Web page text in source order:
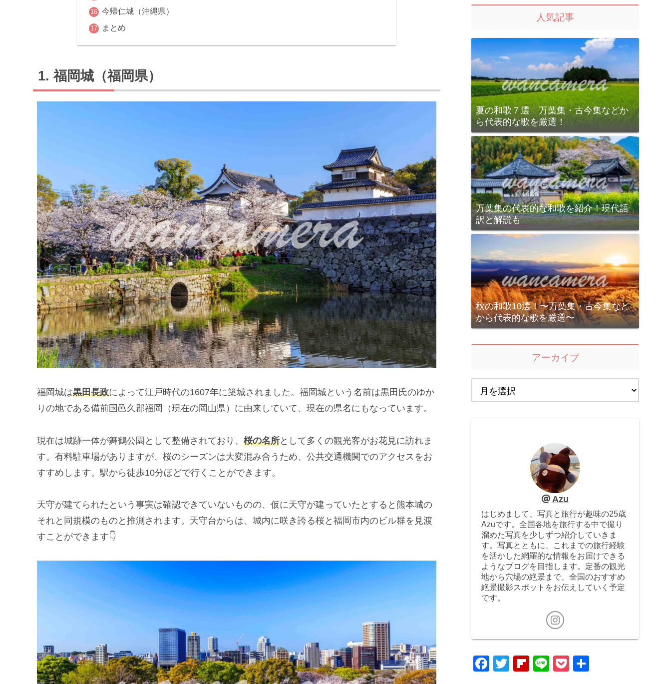
今帰仁城（沖縄県）
まとめ
福岡城（福岡県）
福岡城は黒田長政によって江戸時代の1607年に築城されました。福岡城という名前は黒田氏のゆか
りの地である備前国邑久郡福岡（現在の岡山県）に由来していて、現在の県名にもなっています。
現在は城跡一体が舞鶴公園として整備されており、 桜の名所として多くの観光客がお花見に訪れま
す。有料駐車場がありますが、桜のシーズンは大変混み合うため、公共交通機関でのアクセスをお
すすめします。駅から徒歩10分ほどで行くことができます。
天守が建てられたという事実は確認できていないものの、仮に天守が建っていたとすると熊本城の
それと同規模のものと推測されます。天守台からは、城内に咲き誇る桜と福岡市内のビル群を見渡
すことができます👇
人気記事
夏の和歌７選 万葉集・古今集などか
ら代表的な歌を厳選！
万葉集の代表的な和歌を紹介！現代語
訳と解説も
秋の和歌10選！〜万葉集・古今集など
から代表的な歌を厳選〜
アーカイブ
Azu
はじめまして、写真と旅行が趣味の25歳
Azuです。全国各地を旅行する中で撮り
溜めた写真を少しずつ紹介していきま
す。写真とともに、これまでの旅行経験
を活かした網羅的な情報をお届けできる
ようなブログを目指します。定番の観光
地から穴場の絶景まで、全国のおすすめ
絶景撮影スポットをお伝えしていく予定
です。
F
T
Fl
Li
P